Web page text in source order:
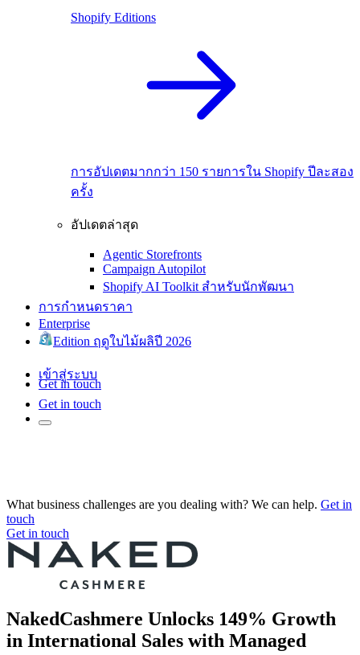
Shopify Editions
การอัปเดตมากกว่า 150 รายการใน Shopify ปีละสอง
ครั้ง
อัปเดตล่าสุด
Agentic Storefronts
Campaign Autopilot
Shopify AI Toolkit สำหรับนักพัฒนา
การกำหนดราคา
Enterprise
Edition ฤดูใบไม้ผลิปี 2026
เข้าสู่ระบบ
Get in touch
Get in touch
What business challenges are you dealing with? We can help. Get in
touch
Get in touch
NakedCashmere Unlocks 149% Growth
in International Sales with Managed